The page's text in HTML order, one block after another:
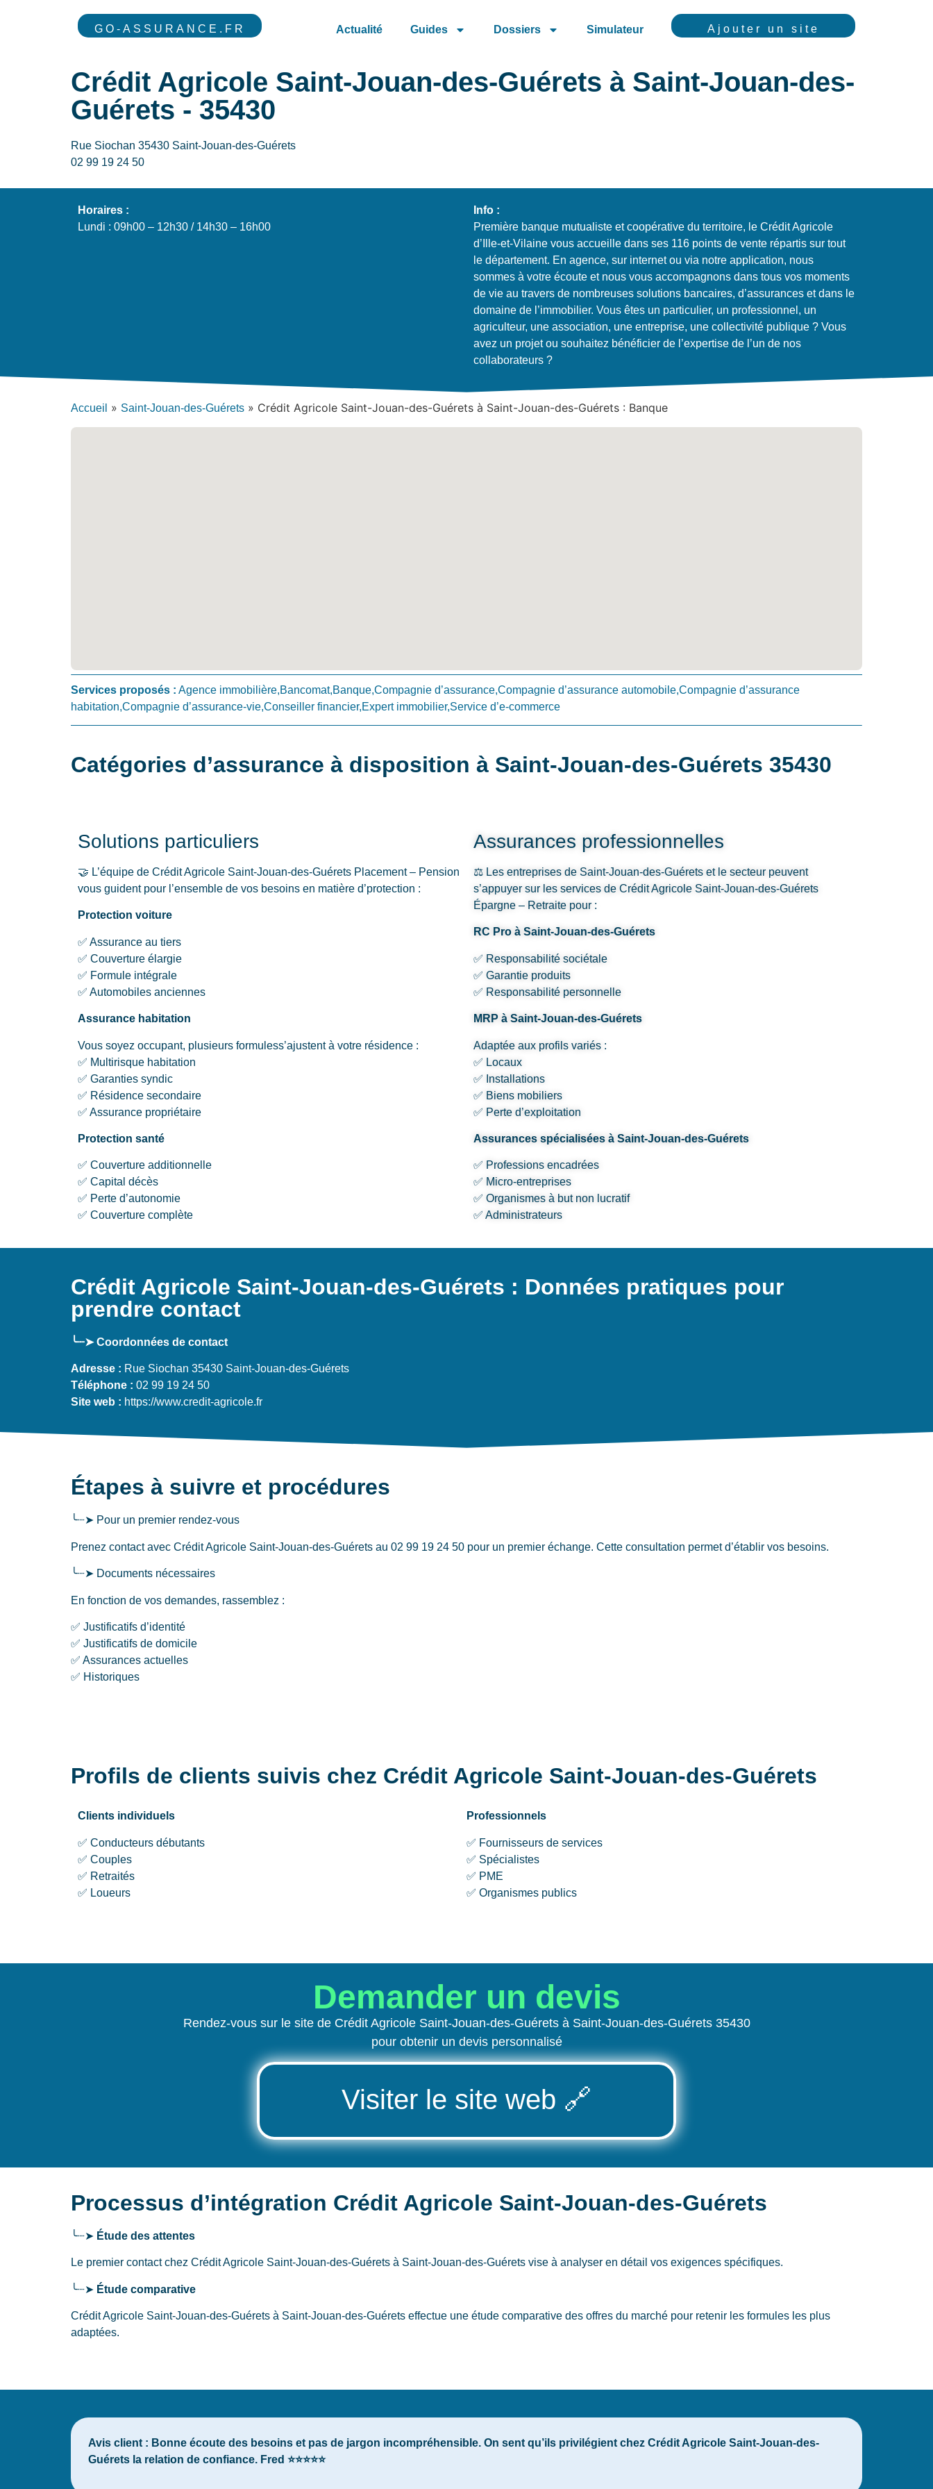
GO-ASSURANCE.FR Actualité Guides Dossiers Simulateur Ajouter un site
Crédit Agricole Saint-Jouan-des-Guérets à Saint-Jouan-des-
Guérets - 35430
Rue Siochan 35430 Saint-Jouan-des-Guérets
02 99 19 24 50
Horaires :
Lundi : 09h00 – 12h30 / 14h30 – 16h00
Info :
Première banque mutualiste et coopérative du territoire, le Crédit Agricole
d’Ille-et-Vilaine vous accueille dans ses 116 points de vente répartis sur tout
le département. En agence, sur internet ou via notre application, nous
sommes à votre écoute et nous vous accompagnons dans tous vos moments
de vie au travers de nombreuses solutions bancaires, d’assurances et dans le
domaine de l’immobilier. Vous êtes un particulier, un professionnel, un
agriculteur, une association, une entreprise, une collectivité publique ? Vous
avez un projet ou souhaitez bénéficier de l’expertise de l’un de nos
collaborateurs ?
Accueil » Saint-Jouan-des-Guérets » Crédit Agricole Saint-Jouan-des-Guérets à Saint-Jouan-des-Guérets : Banque
Services proposés : Agence immobilière,Bancomat,Banque,Compagnie d’assurance,Compagnie d’assurance automobile,Compagnie d’assurance
habitation,Compagnie d’assurance-vie,Conseiller financier,Expert immobilier,Service d’e-commerce
Catégories d’assurance à disposition à Saint-Jouan-des-Guérets 35430
Solutions particuliers
🤝 L’équipe de Crédit Agricole Saint-Jouan-des-Guérets Placement – Pension
vous guident pour l’ensemble de vos besoins en matière d’protection :
Protection voiture
✅ Assurance au tiers
✅ Couverture élargie
✅ Formule intégrale
✅ Automobiles anciennes
Assurance habitation
Vous soyez occupant, plusieurs formuless’ajustent à votre résidence :
✅ Multirisque habitation
✅ Garanties syndic
✅ Résidence secondaire
✅ Assurance propriétaire
Protection santé
✅ Couverture additionnelle
✅ Capital décès
✅ Perte d’autonomie
✅ Couverture complète
Assurances professionnelles
⚖️ Les entreprises de Saint-Jouan-des-Guérets et le secteur peuvent
s’appuyer sur les services de Crédit Agricole Saint-Jouan-des-Guérets
Épargne – Retraite pour :
RC Pro à Saint-Jouan-des-Guérets
✅ Responsabilité sociétale
✅ Garantie produits
✅ Responsabilité personnelle
MRP à Saint-Jouan-des-Guérets
Adaptée aux profils variés :
✅ Locaux
✅ Installations
✅ Biens mobiliers
✅ Perte d’exploitation
Assurances spécialisées à Saint-Jouan-des-Guérets
✅ Professions encadrées
✅ Micro-entreprises
✅ Organismes à but non lucratif
✅ Administrateurs
Crédit Agricole Saint-Jouan-des-Guérets : Données pratiques pour
prendre contact
╰┈➤ Coordonnées de contact
Adresse : Rue Siochan 35430 Saint-Jouan-des-Guérets
Téléphone : 02 99 19 24 50
Site web : https://www.credit-agricole.fr
Étapes à suivre et procédures
╰┈➤ Pour un premier rendez-vous
Prenez contact avec Crédit Agricole Saint-Jouan-des-Guérets au 02 99 19 24 50 pour un premier échange. Cette consultation permet d’établir vos besoins.
╰┈➤ Documents nécessaires
En fonction de vos demandes, rassemblez :
✅ Justificatifs d’identité
✅ Justificatifs de domicile
✅ Assurances actuelles
✅ Historiques
Profils de clients suivis chez Crédit Agricole Saint-Jouan-des-Guérets
Clients individuels
✅ Conducteurs débutants
✅ Couples
✅ Retraités
✅ Loueurs
Professionnels
✅ Fournisseurs de services
✅ Spécialistes
✅ PME
✅ Organismes publics
Demander un devis
Rendez-vous sur le site de Crédit Agricole Saint-Jouan-des-Guérets à Saint-Jouan-des-Guérets 35430
pour obtenir un devis personnalisé
Visiter le site web 🔗
Processus d’intégration Crédit Agricole Saint-Jouan-des-Guérets
╰┈➤ Étude des attentes
Le premier contact chez Crédit Agricole Saint-Jouan-des-Guérets à Saint-Jouan-des-Guérets vise à analyser en détail vos exigences spécifiques.
╰┈➤ Étude comparative
Crédit Agricole Saint-Jouan-des-Guérets à Saint-Jouan-des-Guérets effectue une étude comparative des offres du marché pour retenir les formules les plus
adaptées.
Avis client : Bonne écoute des besoins et pas de jargon incompréhensible. On sent qu’ils privilégient chez Crédit Agricole Saint-Jouan-des-
Guérets la relation de confiance. Fred ⭐⭐⭐⭐⭐